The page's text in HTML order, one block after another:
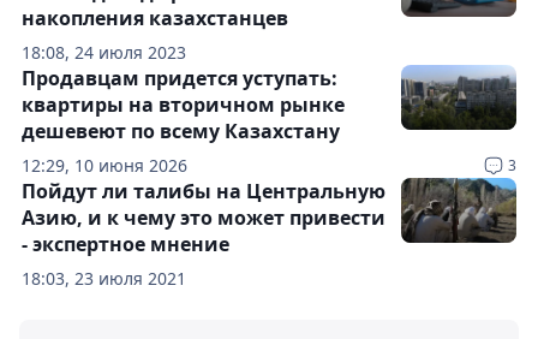
18:08, 24 июля 2023
накопления казахстанцев
12:29, 10 июня 2026 3
Продавцам придется уступать:
квартиры на вторичном рынке
дешевеют по всему Казахстану
18:03, 23 июля 2021
Пойдут ли талибы на Центральную
Азию, и к чему это может привести
- экспертное мнение